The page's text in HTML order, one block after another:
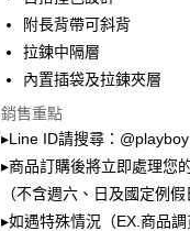
Apple Pay
街口支付
Google Pay
相關說明
【大哥付你分期使用說明】
1.本服務由台灣大哥大提供，
ATM付款
附長背帶可斜背
拉鍊中隔層
內置插袋及拉鍊夾層
銷售重點
▸Line ID請搜尋：@playboy
▸商品訂購後將立即處理您
（不含週六、日及國定例
▸如遇特殊情況（EX.商品